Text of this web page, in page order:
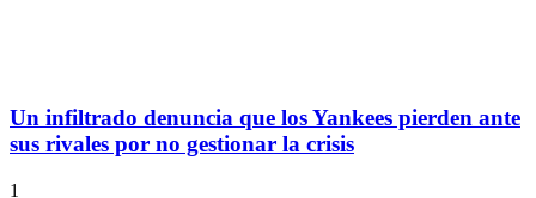
Un infiltrado denuncia que los Yankees pierden ante
sus rivales por no gestionar la crisis
1